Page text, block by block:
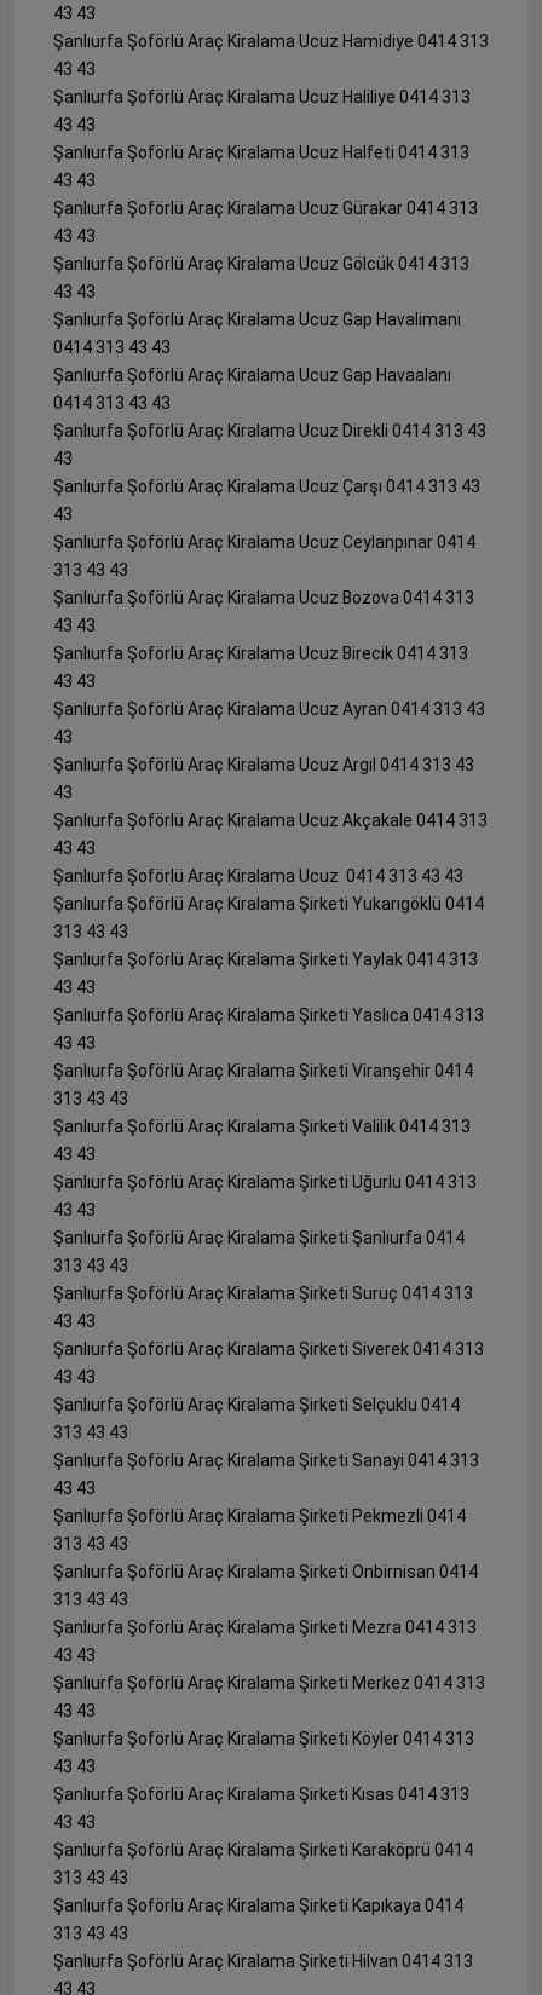
43 43
Şanlıurfa Şoförlü Araç Kiralama Ucuz Hamidiye 0414 313
43 43
Şanlıurfa Şoförlü Araç Kiralama Ucuz Haliliye 0414 313
43 43
Şanlıurfa Şoförlü Araç Kiralama Ucuz Halfeti 0414 313
43 43
Şanlıurfa Şoförlü Araç Kiralama Ucuz Gürakar 0414 313
43 43
Şanlıurfa Şoförlü Araç Kiralama Ucuz Gölcük 0414 313
43 43
Şanlıurfa Şoförlü Araç Kiralama Ucuz Gap Havalimanı
0414 313 43 43
Şanlıurfa Şoförlü Araç Kiralama Ucuz Gap Havaalanı
0414 313 43 43
Şanlıurfa Şoförlü Araç Kiralama Ucuz Direkli 0414 313 43
43
Şanlıurfa Şoförlü Araç Kiralama Ucuz Çarşı 0414 313 43
43
Şanlıurfa Şoförlü Araç Kiralama Ucuz Ceylanpınar 0414
313 43 43
Şanlıurfa Şoförlü Araç Kiralama Ucuz Bozova 0414 313
43 43
Şanlıurfa Şoförlü Araç Kiralama Ucuz Birecik 0414 313
43 43
Şanlıurfa Şoförlü Araç Kiralama Ucuz Ayran 0414 313 43
43
Şanlıurfa Şoförlü Araç Kiralama Ucuz Argıl 0414 313 43
43
Şanlıurfa Şoförlü Araç Kiralama Ucuz Akçakale 0414 313
43 43
Şanlıurfa Şoförlü Araç Kiralama Ucuz 0414 313 43 43
Şanlıurfa Şoförlü Araç Kiralama Şirketi Yukarıgöklü 0414
313 43 43
Şanlıurfa Şoförlü Araç Kiralama Şirketi Yaylak 0414 313
43 43
Şanlıurfa Şoförlü Araç Kiralama Şirketi Yaslıca 0414 313
43 43
Şanlıurfa Şoförlü Araç Kiralama Şirketi Viranşehir 0414
313 43 43
Şanlıurfa Şoförlü Araç Kiralama Şirketi Valilik 0414 313
43 43
Şanlıurfa Şoförlü Araç Kiralama Şirketi Uğurlu 0414 313
43 43
Şanlıurfa Şoförlü Araç Kiralama Şirketi Şanlıurfa 0414
313 43 43
Şanlıurfa Şoförlü Araç Kiralama Şirketi Suruç 0414 313
43 43
Şanlıurfa Şoförlü Araç Kiralama Şirketi Siverek 0414 313
43 43
Şanlıurfa Şoförlü Araç Kiralama Şirketi Selçuklu 0414
313 43 43
Şanlıurfa Şoförlü Araç Kiralama Şirketi Sanayi 0414 313
43 43
Şanlıurfa Şoförlü Araç Kiralama Şirketi Pekmezli 0414
313 43 43
Şanlıurfa Şoförlü Araç Kiralama Şirketi Onbirnisan 0414
313 43 43
Şanlıurfa Şoförlü Araç Kiralama Şirketi Mezra 0414 313
43 43
Şanlıurfa Şoförlü Araç Kiralama Şirketi Merkez 0414 313
43 43
Şanlıurfa Şoförlü Araç Kiralama Şirketi Köyler 0414 313
43 43
Şanlıurfa Şoförlü Araç Kiralama Şirketi Kısas 0414 313
43 43
Şanlıurfa Şoförlü Araç Kiralama Şirketi Karaköprü 0414
313 43 43
Şanlıurfa Şoförlü Araç Kiralama Şirketi Kapıkaya 0414
313 43 43
Şanlıurfa Şoförlü Araç Kiralama Şirketi Hilvan 0414 313
43 43